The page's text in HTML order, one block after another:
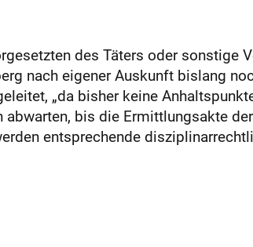
des Täters oder sonstige
nach eigener Auskunft bislang
„da bisher keine
bis die Ermittlungsakte
entsprechende